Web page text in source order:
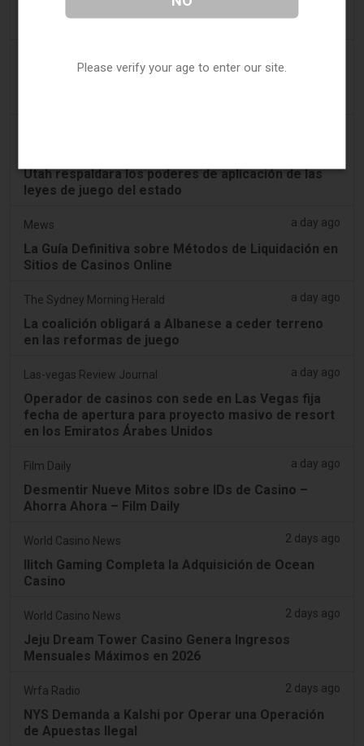
La reforma del juego en Austria entra en revisión
de la UE bajo el proceso TRIS
Utah respaldara los poderes de aplicación de las
leyes de juego del estado
Mews a day ago
La Guía Definitiva sobre Métodos de Liquidación en
Sitios de Casinos Online
The Sydney Morning Herald a day ago
La coalición obligará a Albanese a ceder terreno
en las reformas de juego
Las-vegas Review Journal a day ago
Operador de casinos con sede en Las Vegas fija
fecha de apertura para proyecto masivo de resort
en los Emiratos Árabes Unidos
Film Daily a day ago
Desmentir Nueve Mitos sobre IDs de Casino –
Ahorra Ahora – Film Daily
World Casino News 2 days ago
Ilitch Gaming Completa la Adquisición de Ocean
Casino
World Casino News 2 days ago
Jeju Dream Tower Casino Genera Ingresos
Mensuales Máximos en 2026
Wrfa Radio 2 days ago
NYS Demanda a Kalshi por Operar una Operación
de Apuestas Ilegal
Please verify your age to enter our site.